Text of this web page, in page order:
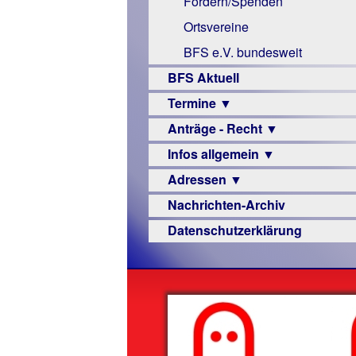
Links
Ortsvereine
BFS e.V. bundesweit
BFS Aktuell
Termine ▼
Veranstaltungsprogramme
Anträge - Recht ▼
Archiv
Urteile
Infos allgemein ▼
Sehbehinderung
Frühförderung
Schule
–
Beruf
Senioren
Hilfsmittel
Adressen ▼
Augenoptiker
Berufsbildungswerke
Hörbüchereien
Reha-
Nachrichten-Archiv
Datenschutzerklärung